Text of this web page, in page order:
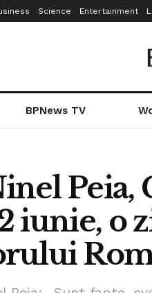
Science Entertainment
BPNews TV
Peia,
iunie, o